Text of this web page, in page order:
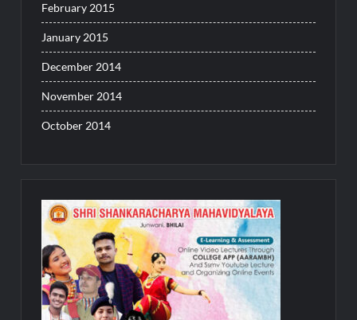
February 2015
January 2015
December 2014
November 2014
October 2014